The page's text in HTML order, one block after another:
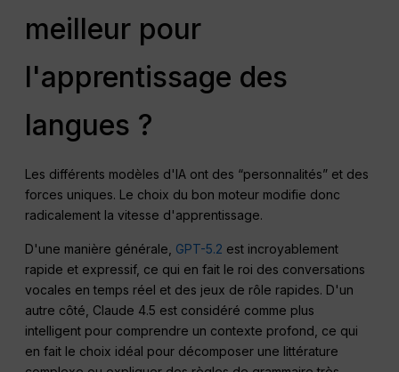
meilleur pour
l'apprentissage des
langues ?
Les différents modèles d'IA ont des “personnalités” et des
forces uniques. Le choix du bon moteur modifie donc
radicalement la vitesse d'apprentissage.
D'une manière générale, GPT-5.2 est incroyablement
rapide et expressif, ce qui en fait le roi des conversations
vocales en temps réel et des jeux de rôle rapides. D'un
autre côté, Claude 4.5 est considéré comme plus
intelligent pour comprendre un contexte profond, ce qui
en fait le choix idéal pour décomposer une littérature